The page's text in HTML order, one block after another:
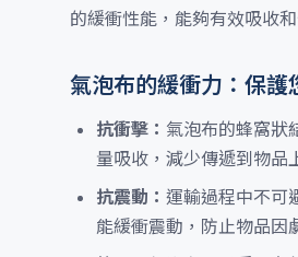
的緩衝性能，能夠有效吸收
氣泡布的緩衝力：保護
抗衝擊： 氣泡布的蜂窩狀
量吸收，減少傳遞到物品
抗震動： 運輸過程中不可
能緩衝震動，防止物品因